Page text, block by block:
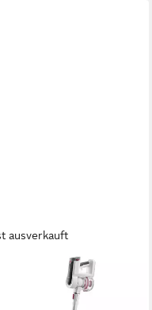
ausverkauft
Bodenstaubsauger HV
Akku-Handstaubsauger